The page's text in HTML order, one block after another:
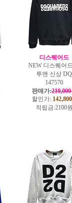
디스퀘어드
NEW 디스퀘어
투맨 신상 DQ
147570
판매가:
할인가: 142,800
적립금:2100